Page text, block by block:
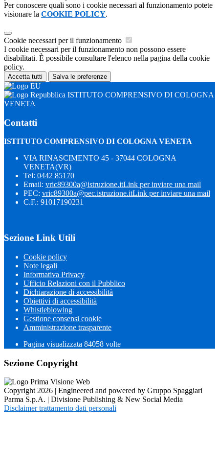
Per conoscere quali sono i cookie necessari al funzionamento potete
visionare la COOKIE POLICY.
Cookie necessari per il funzionamento
I cookie necessari per il funzionamento non possono essere
disabilitati. È possibile consultare l'elenco nella pagina della cookie
policy.
Accetta tutti Salva le preferenze
ISTITUTO COMPRENSIVO DI COLOGNA
VENETA
Contatti
ISTITUTO COMPRENSIVO DI COLOGNA VENETA
VIA RINASCIMENTO 45 - 37044 COLOGNA
VENETA(VR)
Tel: 0442 85170
Email: vric89300a@istruzione.itLink per inviare una mail
PEC: vric89300a@pec.istruzione.itLink per inviare una mail
C.F.: 91017190231
Sezione Link Utili
Cookie policy
Note legali
Informativa Privacy
Ufficio Relazioni con il Pubblico
Dichiarazione di accessibilità
Obiettivi di accessibilità
Whistleblowing
Gestione consensi cookie
Amministrazione trasparente
Pagina visualizzata 84058 volte
Sezione Copyright
Copyright 2026 | Engineered and powered by Gruppo Spaggiari
Parma S.p.A. | Divisione Publishing & New Social Media
Disclaimer trattamento dati personali